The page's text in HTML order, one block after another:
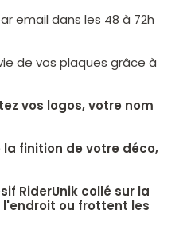
email dans les 48 à 72h
de vos plaques grâce à
vos logos, votre nom
la finition de votre déco,
RiderUnik collé sur la
ou frottent les